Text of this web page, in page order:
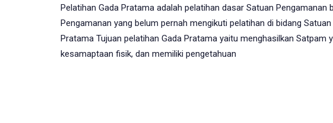
Pelatihan Gada Pratama adalah pelatihan dasar Satuan
Pengamanan yang belum pernah mengikuti pelatihan di bidang
Pratama Tujuan pelatihan Gada Pratama yaitu menghasilkan Satpam
kesamaptaan fisik, dan memiliki pengetahuan